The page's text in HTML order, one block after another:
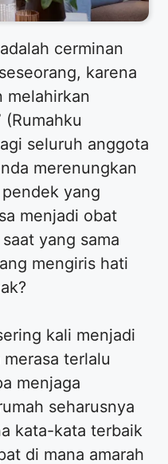
cerminan
karena
melahirkan
(Rumahku
seluruh anggota
merenungkan
yang
menjadi obat
yang sama
mengiris hati
kali menjadi
terlalu
menjaga
seharusnya
kata-kata terbaik
di mana amarah